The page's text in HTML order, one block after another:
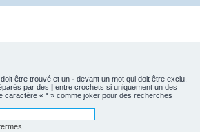
être trouvé et un - devant un mot qui doit être exclu.
par des | entre crochets si uniquement un des
caractère « * » comme joker pour des recherches